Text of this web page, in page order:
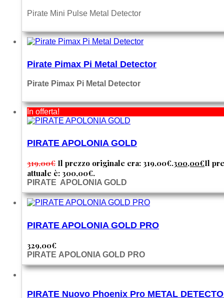
Pirate Mini Pulse Metal Detector
Pirate Pimax Pi Metal Detector
Pirate Pimax Pi Metal Detector
In offerta!
PIRATE APOLONIA GOLD
319,00€ Il prezzo originale era: 319,00€.300,00€Il
attuale è: 300,00€.
PIRATE APOLONIA GOLD
PIRATE APOLONIA GOLD PRO
329,00€
PIRATE APOLONIA GOLD PRO
PIRATE Nuovo Phoenix Pro METAL